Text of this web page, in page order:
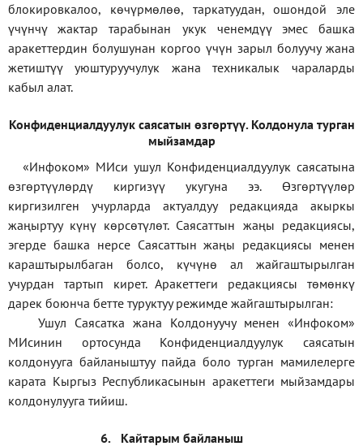
блокировкалоо, көчүрмөлөө, таркатуудан, ошондой эле
үчүнчү жактар тарабынан укук ченемдүү эмес башка
аракеттердин болушунан коргоо үчүн зарыл болуучу жана
жетиштүү уюштуруучулук жана техникалык чараларды
кабыл алат.
Конфиденциалдуулук саясатын өзгөртүү. Колдонула турган
мыйзамдар
«Инфоком» МИси ушул Конфиденциалдуулук саясатына
өзгөртүүлөрдү киргизүү укугуна ээ. Өзгөртүүлөр
киргизилген учурларда актуалдуу редакцияда акыркы
жаңыртуу күнү көрсөтүлөт. Саясаттын жаңы редакциясы,
эгерде башка нерсе Саясаттын жаңы редакциясы менен
караштырылбаган болсо, күчүнө ал жайгаштырылган
учурдан тартып кирет. Аракеттеги редакциясы төмөнкү
дарек боюнча бетте туруктуу режимде жайгаштырылган:
Ушул Саясатка жана Колдонуучу менен «Инфоком»
МИсинин ортосунда Конфиденциалдуулук саясатын
колдонууга байланыштуу пайда боло турган мамилелерге
карата Кыргыз Республикасынын аракеттеги мыйзамдары
колдонулууга тийиш.
6. Кайтарым байланыш